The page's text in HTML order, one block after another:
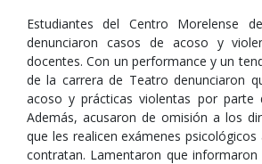
Estudiantes del Centro Morelense
denunciaron casos de acoso y
docentes. Con un performance y un
de la carrera de Teatro denunciaron
acoso y prácticas violentas por parte
Además, acusaron de omisión a los
que les realicen exámenes
contratan. Lamentaron que